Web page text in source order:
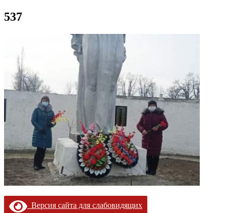
537
Версия сайта для слабовидящих